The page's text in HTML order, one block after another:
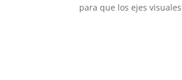
para que los ejes